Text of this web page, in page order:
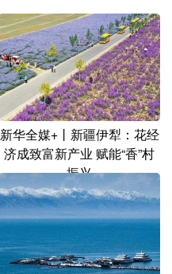
福建 江西
湖北 湖南
海南 重庆
云南 西藏
青海 宁夏
黑龙江
新华全媒+丨新疆伊犁：花经
济成致富新产业 赋能“香”村
振兴